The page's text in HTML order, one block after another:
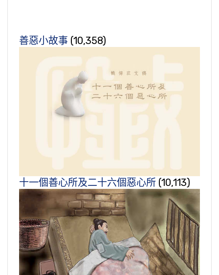
善惡小故事 (10,358)
十一個善心所及二十六個惡心所 (10,113)